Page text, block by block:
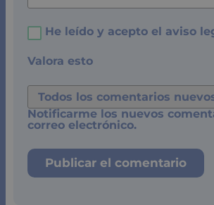
Pulsa y descubre
¿Cómo puedo mantener
seguros durante el
22 de junio 2020